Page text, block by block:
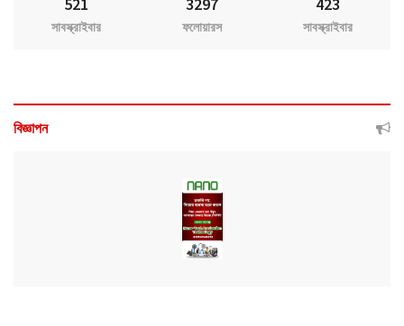
সাবস্ক্রাইবার ফলোয়ারস সাবস্ক্রাইবার
বিজ্ঞাপন